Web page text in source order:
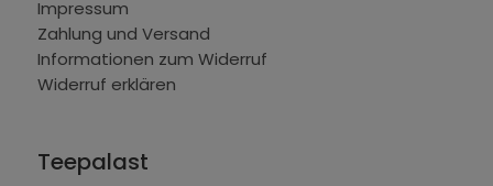
Impressum
Zahlung und Versand
Informationen zum Widerruf
Widerruf erklären
Teepalast